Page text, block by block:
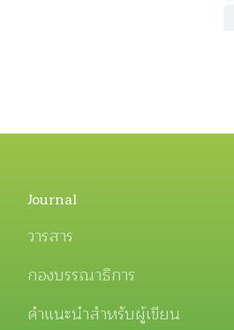
Journal
วารสาร
กองบรรณาธิการ
คำแนะนำสำหรับผู้เขียน